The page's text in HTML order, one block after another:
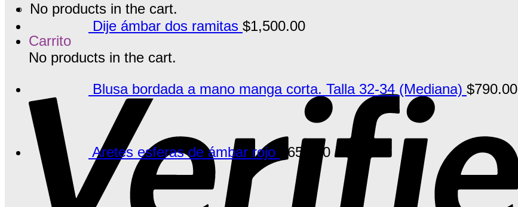
No products in the cart.
Carrito
No products in the cart.
Dije ámbar dos ramitas $1,500.00
Blusa bordada a mano manga corta. Talla 32-34 (Mediana) $790.00
Aretes esferas de ámbar rojo 650.00